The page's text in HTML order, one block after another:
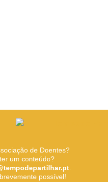
de Doentes?
um conteúdo?
.
possível!